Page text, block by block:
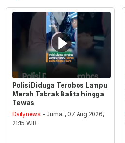
Polisi Diduga Terobos Lampu
Merah Tabrak Balita hingga
Tewas
Dailynews - Jumat , 07 Aug 2026,
21:15 WIB